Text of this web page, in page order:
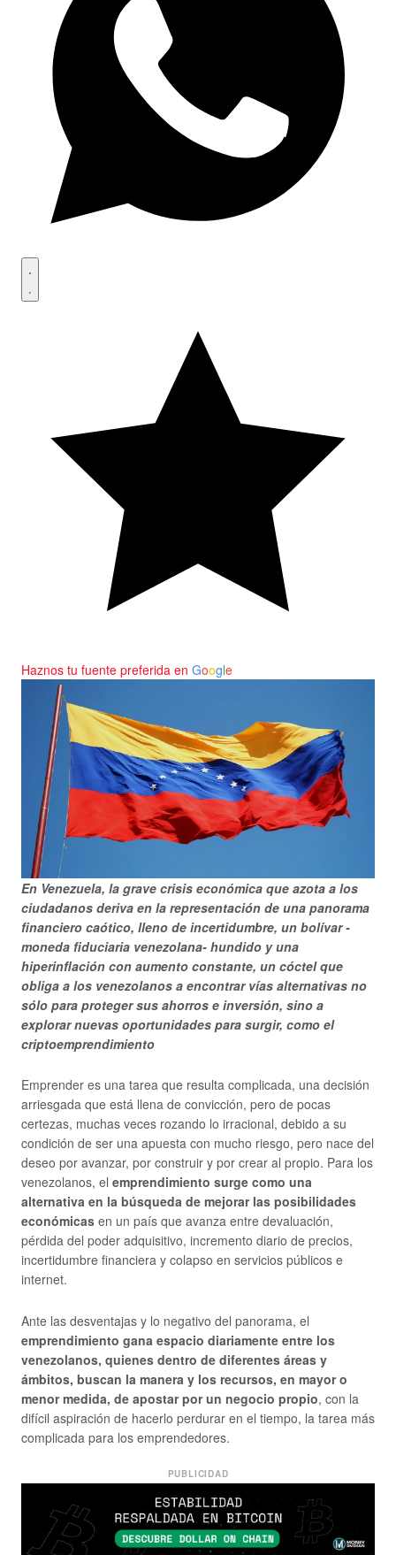
Haznos tu fuente preferida en Google
En Venezuela, la grave crisis económica que azota a los
ciudadanos deriva en la representación de una panorama
financiero caótico, lleno de incertidumbre, un bolívar -
moneda fiduciaria venezolana- hundido y una
hiperinflación con aumento constante, un cóctel que
obliga a los venezolanos a encontrar vías alternativas no
sólo para proteger sus ahorros e inversión, sino a
explorar nuevas oportunidades para surgir, como el
criptoemprendimiento
Emprender es una tarea que resulta complicada, una decisión
arriesgada que está llena de convicción, pero de pocas
certezas, muchas veces rozando lo irracional, debido a su
condición de ser una apuesta con mucho riesgo, pero nace del
deseo por avanzar, por construir y por crear al propio. Para los
venezolanos, el emprendimiento surge como una
alternativa en la búsqueda de mejorar las posibilidades
económicas en un país que avanza entre devaluación,
pérdida del poder adquisitivo, incremento diario de precios,
incertidumbre financiera y colapso en servicios públicos e
internet.
Ante las desventajas y lo negativo del panorama, el
emprendimiento gana espacio diariamente entre los
venezolanos, quienes dentro de diferentes áreas y
ámbitos, buscan la manera y los recursos, en mayor o
menor medida, de apostar por un negocio propio, con la
difícil aspiración de hacerlo perdurar en el tiempo, la tarea más
complicada para los emprendedores.
PUBLICIDAD